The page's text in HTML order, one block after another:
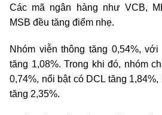
Các mã ngân hàng như VCB,
MSB đều tăng điểm nhẹ.
Nhóm viễn thông tăng 0,54%,
tăng 1,08%. Trong khi đó, nhóm
0,74%, nổi bật có DCL tăng
tăng 2,35%.